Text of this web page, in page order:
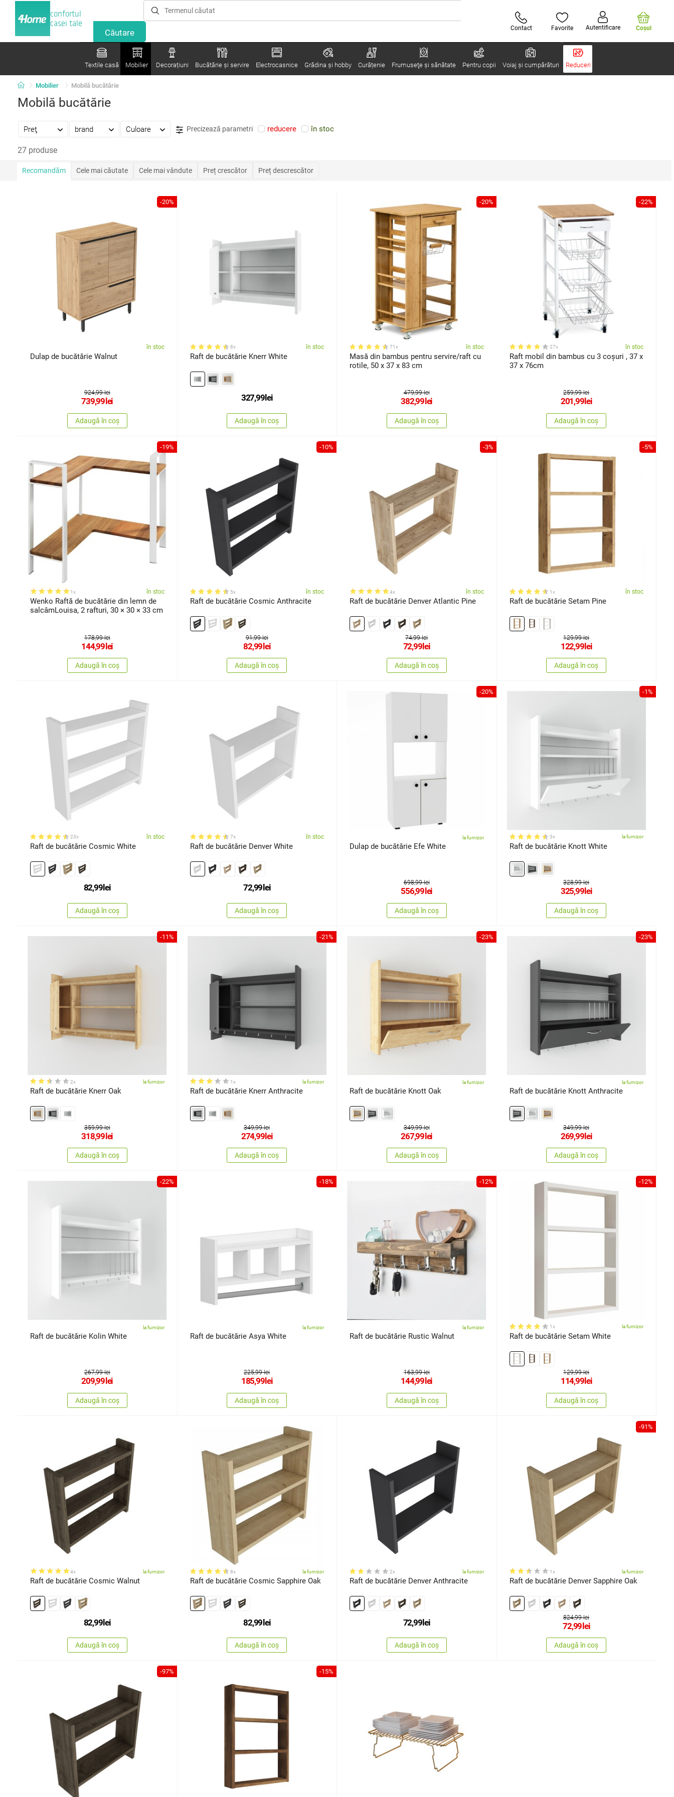
confortul
casei tale
Contact Favorite Autentificare Coşul
Textile casă Mobilier Decorațiuni Bucătărie și servire Electrocasnice Grădina şi hobby Curățenie Frumuseţe şi sănătate Pentru copii Voiaj și cumpărături Reduceri
Mobilier Mobilă bucătărie
Mobilă bucătărie
Preţ brand Culoare Precizează parametri reducere în stoc
27 produse
Recomandăm Cele mai căutate Cele mai vândute Preț crescător Preț descrescător
-20%
în stoc
Dulap de bucătărie Walnut
924,99 lei
739,99 lei
Adaugă în coș
8x în stoc
Raft de bucătărie Knerr White
327,99 lei
Adaugă în coș
-20%
71x în stoc
Masă din bambus pentru servire/raft cu
rotile, 50 x 37 x 83 cm
479,99 lei
382,99 lei
Adaugă în coș
-22%
27x în stoc
Raft mobil din bambus cu 3 coșuri , 37 x
37 x 76cm
259,99 lei
201,99 lei
Adaugă în coș
-19%
1x în stoc
Wenko Raftă de bucătărie din lemn de
salcâmLouisa, 2 rafturi, 30 × 30 × 33 cm
178,99 lei
144,99lei
Adaugă în coș
-10%
5x în stoc
Raft de bucătărie Cosmic Anthracite
91,99 lei
82,99lei
Adaugă în coș
-3%
4x în stoc
Raft de bucătărie Denver Atlantic Pine
74,99 lei
72,99lei
Adaugă în coș
-5%
1x în stoc
Raft de bucătărie Setam Pine
129,99 lei
122,99lei
Adaugă în coș
23x în stoc
Raft de bucătărie Cosmic White
82,99 lei
Adaugă în coș
7x în stoc
Raft de bucătărie Denver White
72,99 lei
Adaugă în coș
-20%
la furnizor
Dulap de bucătărie Efe White
698,99 lei
556,99 lei
Adaugă în coș
-1%
3x la furnizor
Raft de bucătărie Knott White
328,99 lei
325,99 lei
Adaugă în coș
-11%
2x la furnizor
Raft de bucătărie Knerr Oak
359,99 lei
318,99lei
Adaugă în coș
-21%
1x la furnizor
Raft de bucătărie Knerr Anthracite
349,99 lei
274,99lei
Adaugă în coș
-23%
la furnizor
Raft de bucătărie Knott Oak
349,99 lei
267,99lei
Adaugă în coș
-23%
la furnizor
Raft de bucătărie Knott Anthracite
349,99 lei
269,99lei
Adaugă în coș
-22%
la furnizor
Raft de bucătărie Kolin White
267,99 lei
209,99 lei
Adaugă în coș
-18%
la furnizor
Raft de bucătărie Asya White
225,99 lei
185,99 lei
Adaugă în coș
-12%
la furnizor
Raft de bucătărie Rustic Walnut
163,99 lei
144,99 lei
Adaugă în coș
-12%
1x la furnizor
Raft de bucătărie Setam White
129,99 lei
114,99 lei
Adaugă în coș
4x la furnizor
Raft de bucătărie Cosmic Walnut
82,99lei
Adaugă în coș
8x la furnizor
Raft de bucătărie Cosmic Sapphire Oak
82,99lei
Adaugă în coș
2x la furnizor
Raft de bucătărie Denver Anthracite
72,99lei
Adaugă în coș
-91%
1x la furnizor
Raft de bucătărie Denver Sapphire Oak
824,99 lei
72,99lei
Adaugă în coș
-97% -15%